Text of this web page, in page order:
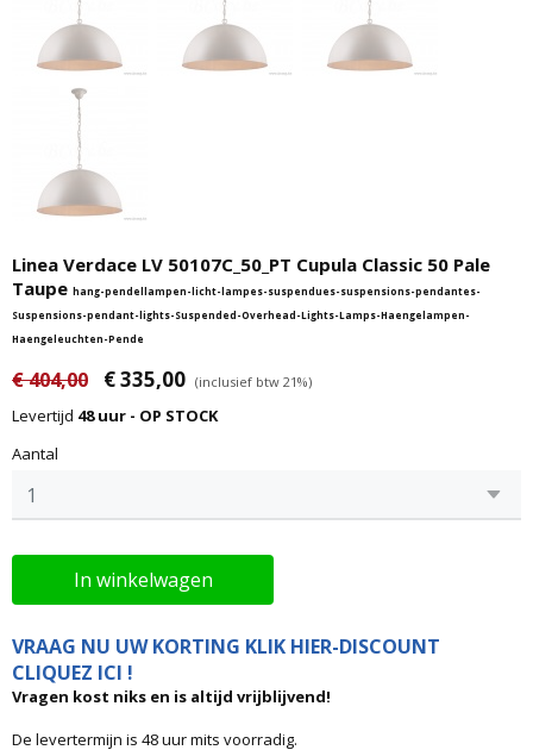
Linea Verdace LV 50107C_50_PT Cupula Classic 50 Pale
Taupe hang-pendellampen-licht-lampes-suspendues-suspensions-pendantes-
Suspensions-pendant-lights-Suspended-Overhead-Lights-Lamps-Haengelampen-
Haengeleuchten-Pende
€ 404,00 € 335,00 (inclusief btw 21%)
Levertijd 48 uur - OP STOCK
Aantal
In winkelwagen
VRAAG NU UW KORTING KLIK HIER-DISCOUNT
CLIQUEZ ICI !
Vragen kost niks en is altijd vrijblijvend!
De levertermijn is 48 uur mits voorradig.